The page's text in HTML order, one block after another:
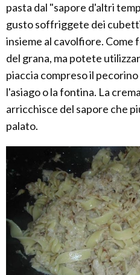
pasta dal "sapore d'altri
gusto soffriggete dei
insieme al cavolfiore. Come
del grana, ma potete
piaccia compreso il
l'asiago o la fontina. La
arricchisce del sapore che
palato.